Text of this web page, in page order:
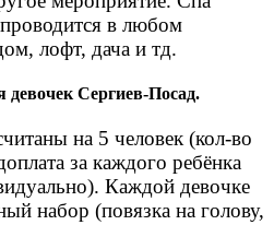
в любом
лофт, дача и тд.
девочек Сергиев-Посад.
на 5 человек (кол-во
за каждого ребёнка
Каждой девочке
набор (повязка на голову,